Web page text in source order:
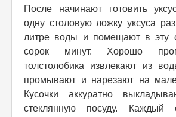
После начинают готовить
одну столовую ложку уксуса
литре воды и помещают в эту
сорок минут. Хорошо
толстолобика извлекают из
промывают и нарезают на
Кусочки аккуратно
стеклянную посуду. Каждый